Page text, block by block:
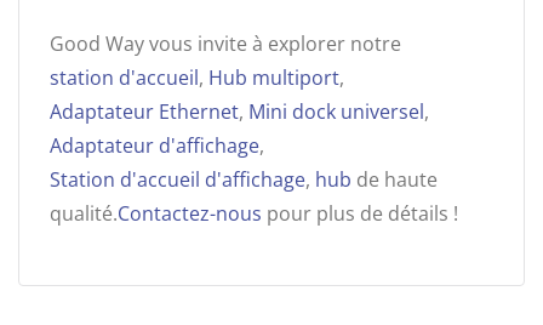
Good Way vous invite à explorer notre
station d'accueil, Hub multiport,
Adaptateur Ethernet, Mini dock universel,
Adaptateur d'affichage,
Station d'accueil d'affichage, hub de haute
qualité.Contactez-nous pour plus de détails !